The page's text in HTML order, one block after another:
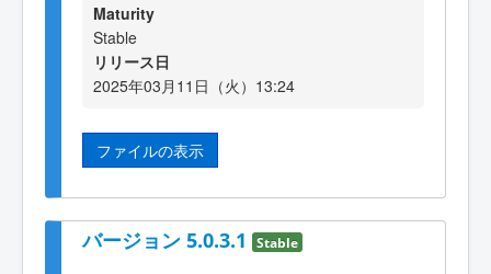
Maturity
Stable
リリース日
2025年03月11日（火）13:24
ファイルの表示
バージョン 5.0.3.1 Stable